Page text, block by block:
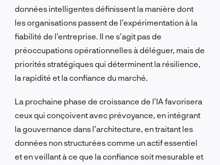
données intelligentes définissent la manière dont
les organisations passent de l’expérimentation à la
fiabilité de l’entreprise. Il ne s’agit pas de
préoccupations opérationnelles à déléguer, mais de
priorités stratégiques qui déterminent la résilience,
la rapidité et la confiance du marché.
La prochaine phase de croissance de l’IA favorisera
ceux qui conçoivent avec prévoyance, en intégrant
la gouvernance dans l’architecture, en traitant les
données non structurées comme un actif essentiel
et en veillant à ce que la confiance soit mesurable et